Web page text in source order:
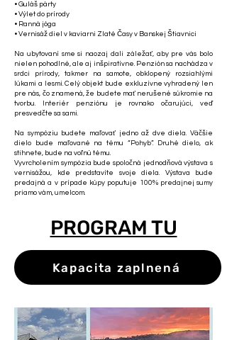
• Guláš párty
• Výlet do prírody
• Ranná jóga
• Vernisáž diel v kaviarni Zlaté Časy v Banskej Štiavnici
Na ubytovaní sme si naozaj dali záležať, aby pre vás bolo
nielen pohodlné, ale aj inšpiratívne. Penzión sa nachádza v
srdci prírody, takmer na samote, obklopený rozsiahlými
lúkami a lesmi. Celý objekt bude exkluzívne vyhradený len
pre nás, čo znamená, že budete mať nerušené súkromie na
tvorbu. Interiér penziónu je rovnako očarujúci, veď
presvedčte sa sami.
Na sympóziu budete maľovať jedno až dve diela. Väčšie
dielo bude maľované na tému “Pohyb”. Druhé dielo, ak
stihnete, bude na voľnú tému.
Vyvrcholením sympózia bude spoločná jednodňová výstava s
vernisážou, kde predstavíte svoje diela. Výstava bude
predajná a v prípade kúpy poputuje 100% predajnej sumy
priamo vám, umelcom.
PROGRAM TU
Kapacita zaplnená